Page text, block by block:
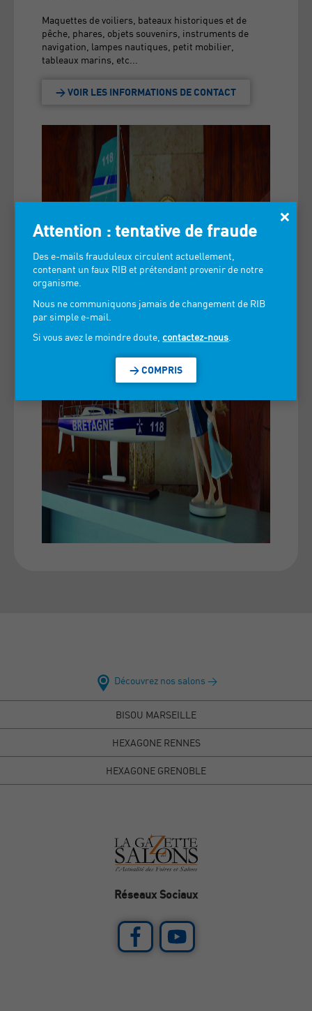
Maquettes de voiliers, bateaux historiques et de
pêche, phares, objets souvenirs, instruments de
navigation, lampes nautiques, petit mobilier,
tableaux marins, etc...
> VOIR LES INFORMATIONS DE CONTACT
Découvrez nos salons >
BISOU MARSEILLE
HEXAGONE RENNES
HEXAGONE GRENOBLE
Réseaux Sociaux
×
Attention : tentative de fraude
Des e-mails frauduleux circulent actuellement,
contenant un faux RIB et prétendant provenir de notre
organisme.
Nous ne communiquons jamais de changement de RIB
par simple e-mail.
Si vous avez le moindre doute, contactez-nous
> COMPRIS